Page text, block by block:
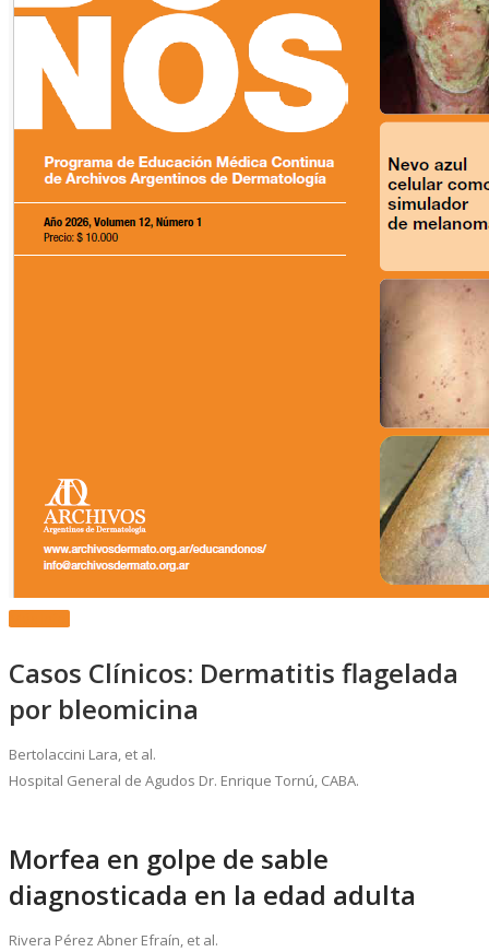
Casos Clínicos: Dermatitis flagelada
por bleomicina
Bertolaccini Lara, et al.
Hospital General de Agudos Dr. Enrique Tornú, CABA.
Morfea en golpe de sable
diagnosticada en la edad adulta
Rivera Pérez Abner Efraín, et al.